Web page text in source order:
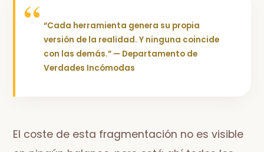
“Cada herramienta genera su propia
versión de la realidad. Y ninguna coincide
con las demás.” — Departamento de
Verdades Incómodas
El coste de esta fragmentación no es visible